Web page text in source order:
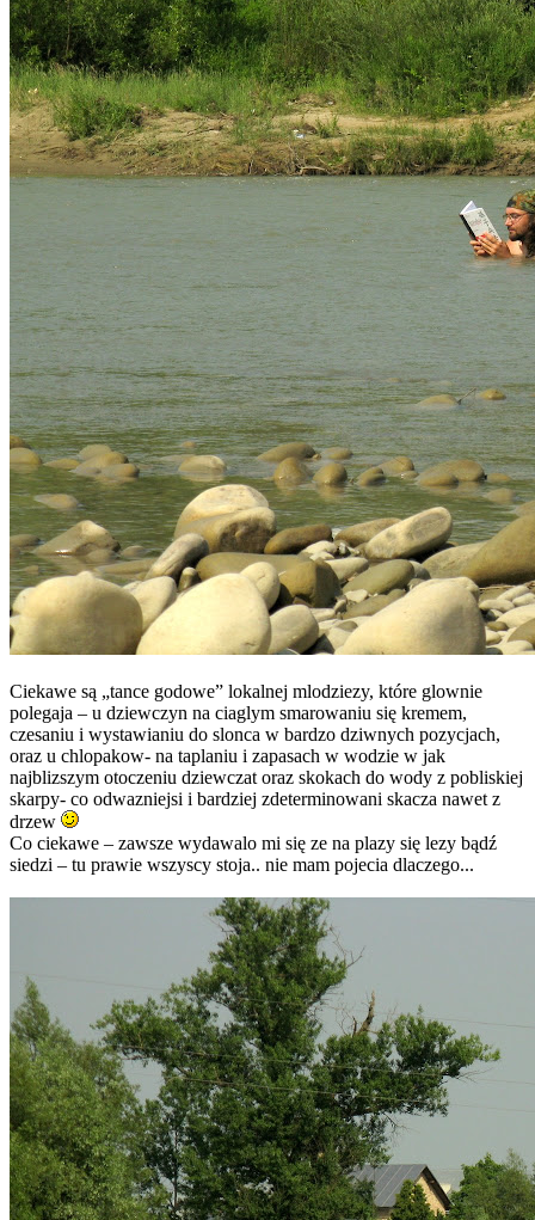
Ciekawe są „tance godowe” lokalnej mlodziezy, które glownie
polegaja – u dziewczyn na ciaglym smarowaniu się kremem,
czesaniu i wystawianiu do slonca w bardzo dziwnych pozycjach,
oraz u chlopakow- na taplaniu i zapasach w wodzie w jak
najblizszym otoczeniu dziewczat oraz skokach do wody z pobliskiej
skarpy- co odwazniejsi i bardziej zdeterminowani skacza nawet z
drzew
Co ciekawe – zawsze wydawalo mi się ze na plazy się lezy bądź
siedzi – tu prawie wszyscy stoja.. nie mam pojecia dlaczego...